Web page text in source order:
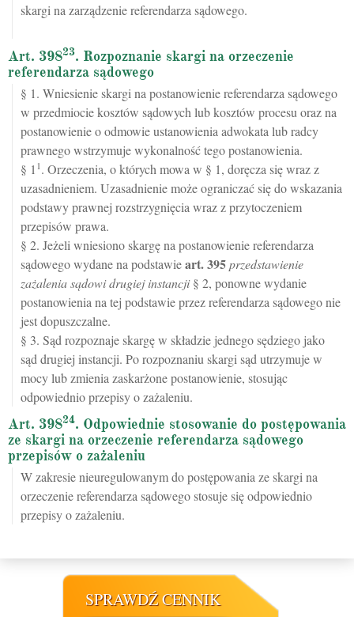
skargi na zarządzenie referendarza sądowego.
Art. 39823. Rozpoznanie skargi na orzeczenie
referendarza sądowego
§ 1. Wniesienie skargi na postanowienie referendarza sądowego
w przedmiocie kosztów sądowych lub kosztów procesu oraz na
postanowienie o odmowie ustanowienia adwokata lub radcy
prawnego wstrzymuje wykonalność tego postanowienia.
§ 1 1. Orzeczenia, o których mowa w § 1, doręcza się wraz z
uzasadnieniem. Uzasadnienie może ograniczać się do wskazania
podstawy prawnej rozstrzygnięcia wraz z przytoczeniem
przepisów prawa.
§ 2. Jeżeli wniesiono skargę na postanowienie referendarza
sądowego wydane na podstawieart.395przedstawienie
zażalenia sądowi drugiej instancji§ 2, ponowne wydanie
postanowienia na tej podstawie przez referendarza sądowego nie
jest dopuszczalne.
§ 3. Sąd rozpoznaje skargę w składzie jednego sędziego jako
sąd drugiej instancji. Po rozpoznaniu skargi sąd utrzymuje w
mocy lub zmienia zaskarżone postanowienie, stosując
odpowiednio przepisy o zażaleniu.
Art. 39824. Odpowiednie stosowanie do postępowania
ze skargi na orzeczenie referendarza sądowego
przepisów o zażaleniu
W zakresie nieuregulowanym do postępowania ze skargi na
orzeczenie referendarza sądowego stosuje się odpowiednio
przepisy o zażaleniu.
SPRAWDŹ CENNIK